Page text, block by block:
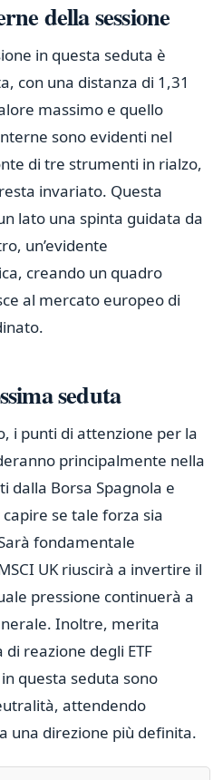
della sessione
in questa seduta è
con una distanza di 1,31
massimo e quello
sono evidenti nel
di tre strumenti in rialzo,
invariato. Questa
lato una spinta guidata da
un’evidente
creando un quadro
al mercato europeo di
seduta
i punti di attenzione per la
principalmente nella
dalla Borsa Spagnola e
se tale forza sia
fondamentale
UK riuscirà a invertire il
pressione continuerà a
Inoltre, merita
reazione degli ETF
questa seduta sono
attendendo
una direzione più definita.